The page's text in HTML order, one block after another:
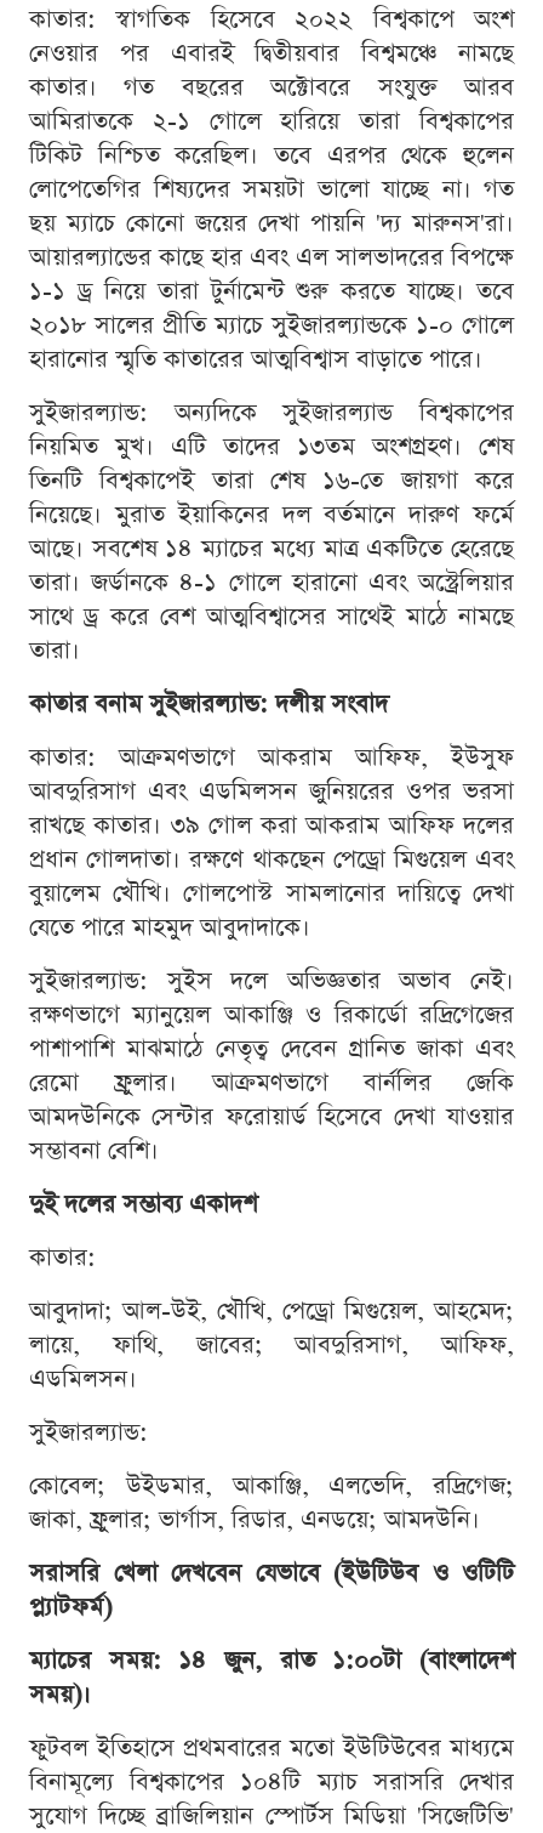
কাতার: স্বাগতিক হিসেবে ২০২২ বিশ্বকাপে অংশ
নেওয়ার পর এবারই দ্বিতীয়বার বিশ্বমঞ্চে নামছে
কাতার। গত বছরের অক্টোবরে সংযুক্ত আরব
আমিরাতকে ২-১ গোলে হারিয়ে তারা বিশ্বকাপের
টিকিট নিশ্চিত করেছিল। তবে এরপর থেকে হুলেন
লোপেতেগির শিষ্যদের সময়টা ভালো যাচ্ছে না। গত
ছয় ম্যাচে কোনো জয়ের দেখা পায়নি 'দ্য মারুনস'রা।
আয়ারল্যান্ডের কাছে হার এবং এল সালভাদরের বিপক্ষে
১-১ ড্র নিয়ে তারা টুর্নামেন্ট শুরু করতে যাচ্ছে। তবে
২০১৮ সালের প্রীতি ম্যাচে সুইজারল্যান্ডকে ১-০ গোলে
হারানোর স্মৃতি কাতারের আত্মবিশ্বাস বাড়াতে পারে।
সুইজারল্যান্ড: অন্যদিকে সুইজারল্যান্ড বিশ্বকাপের
নিয়মিত মুখ। এটি তাদের ১৩তম অংশগ্রহণ। শেষ
তিনটি বিশ্বকাপেই তারা শেষ ১৬-তে জায়গা করে
নিয়েছে। মুরাত ইয়াকিনের দল বর্তমানে দারুণ ফর্মে
আছে। সবশেষ ১৪ ম্যাচের মধ্যে মাত্র একটিতে হেরেছে
তারা। জর্ডানকে ৪-১ গোলে হারানো এবং অস্ট্রেলিয়ার
সাথে ড্র করে বেশ আত্মবিশ্বাসের সাথেই মাঠে নামছে
তারা।
কাতার বনাম সুইজারল্যান্ড: দলীয় সংবাদ
কাতার: আক্রমণভাগে আকরাম আফিফ, ইউসুফ
আবদুরিসাগ এবং এডমিলসন জুনিয়রের ওপর ভরসা
রাখছে কাতার। ৩৯ গোল করা আকরাম আফিফ দলের
প্রধান গোলদাতা। রক্ষণে থাকছেন পেড্রো মিগুয়েল এবং
বুয়ালেম খৌখি। গোলপোস্ট সামলানোর দায়িত্বে দেখা
যেতে পারে মাহমুদ আবুদাদাকে।
সুইজারল্যান্ড: সুইস দলে অভিজ্ঞতার অভাব নেই।
রক্ষণভাগে ম্যানুয়েল আকাঞ্জি ও রিকার্ডো রদ্রিগেজের
পাশাপাশি মাঝমাঠে নেতৃত্ব দেবেন গ্রানিত জাকা এবং
রেমো ফ্রুলার। আক্রমণভাগে বার্নলির জেকি
আমদউনিকে সেন্টার ফরোয়ার্ড হিসেবে দেখা যাওয়ার
সম্ভাবনা বেশি।
দুই দলের সম্ভাব্য একাদশ
কাতার:
আবুদাদা; আল-উই, খৌখি, পেড্রো মিগুয়েল, আহমেদ;
লায়ে, ফাথি, জাবের; আবদুরিসাগ, আফিফ,
এডমিলসন।
সুইজারল্যান্ড:
কোবেল; উইডমার, আকাঞ্জি, এলভেদি, রদ্রিগেজ;
জাকা, ফ্রুলার; ভার্গাস, রিডার, এনডয়ে; আমদউনি।
সরাসরি খেলা দেখবেন যেভাবে (ইউটিউব ও ওটিটি
প্ল্যাটফর্ম)
ম্যাচের সময়: ১৪ জুন, রাত ১:০০টা (বাংলাদেশ
সময়)।
ফুটবল ইতিহাসে প্রথমবারের মতো ইউটিউবের মাধ্যমে
বিনামূল্যে বিশ্বকাপের ১০৪টি ম্যাচ সরাসরি দেখার
সুযোগ দিচ্ছে ব্রাজিলিয়ান স্পোর্টস মিডিয়া 'সিজেটিভি'